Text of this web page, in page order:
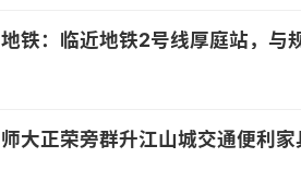
地铁：临近地铁2号线厚庭站，与规划中的8号线、BRT4号线无缝接驳。
师大正荣旁群升江山城交通便利家具